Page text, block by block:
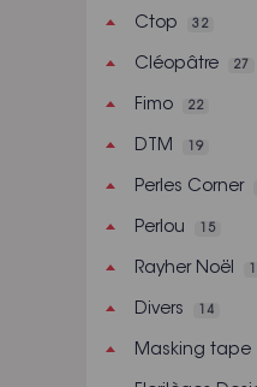
fabriquer
Papier
Déco de
Petits
Cinéma et
Garden Party
Ctop 32
Cléopâtre 27
Fimo 22
DTM 19
Perles Corner
Perlou 15
Rayher Noël
Divers 14
Masking tape